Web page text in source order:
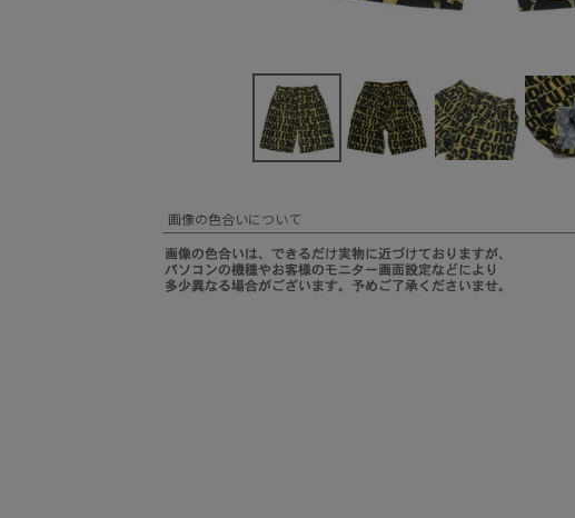
画像の色合いについて